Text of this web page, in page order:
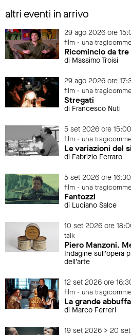
altri eventi in arrivo
29 ago 2026 ore
film - una
Ricomincio da tre
di Massimo Troisi
29 ago 2026 ore
film - una
Stregati
di Francesco Nuti
5 set 2026 ore 15:00
film - una
Le variazioni del
di Fabrizio Ferraro
5 set 2026 ore 16:30
film - una
Fantozzi
di Luciano Salce
10 set 2026 ore
talk
Piero Manzoni.
Indagine sull’opera
dell’arte
12 set 2026 ore
film - una
La grande
di Marco Ferreri
19 set 2026 > 20